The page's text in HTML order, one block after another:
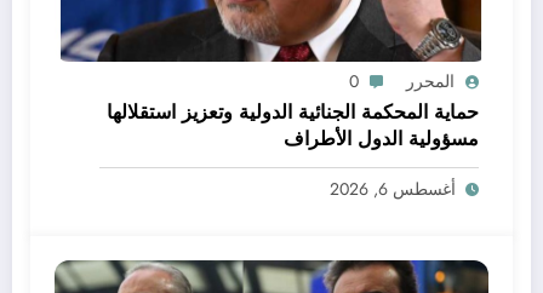
المحرر 0
حماية المحكمة الجنائية الدولية وتعزيز استقلالها
مسؤولية الدول الأطراف
أغسطس 6, 2026